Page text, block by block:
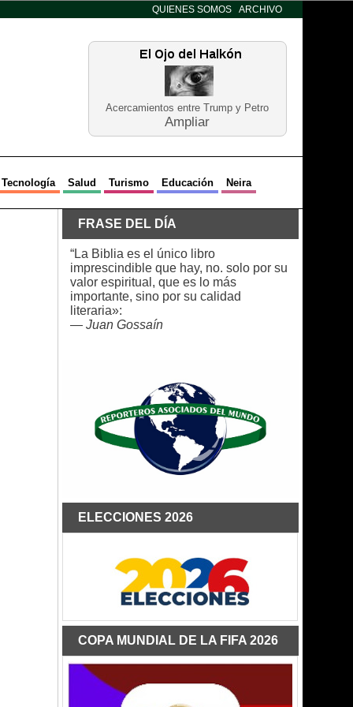
QUIENES SOMOS ARCHIVO
Acercamientos entre Trump y Petro
Ampliar
Tecnología Salud Turismo Educación Neira
FRASE DEL DÍA
“La Biblia es el único libro
imprescindible que hay, no. solo por su
valor espiritual, que es lo más
importante, sino por su calidad
literaria»:
— Juan Gossaín
ELECCIONES 2026
COPA MUNDIAL DE LA FIFA 2026